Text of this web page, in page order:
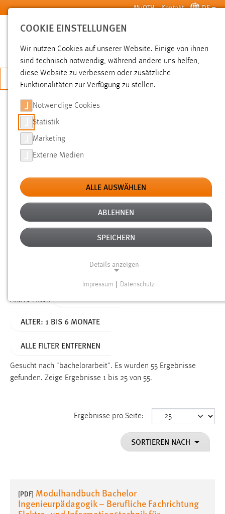
Zum Hauptinhalt springen MyOTH Kontakt DE
SUCHE
JETZT BEWERBEN
SUCHE
FILTER
Typ
Erstellungsdatum
Alter
Aktive Filter:
ALTER: 1 BIS 6 MONATE
ALLE FILTER ENTFERNEN
Gesucht nach "bachelorarbeit". Es wurden 55 Ergebnisse
gefunden. Zeige Ergebnisse 1 bis 25 von 55.
Ergebnisse pro Seite:
SORTIEREN NACH
[PDF] Modulhandbuch Bachelor
Ingenieurpädagogik – Berufliche Fachrichtung
COOKIE EINSTELLUNGEN
Wir nutzen Cookies auf unserer Website. Einige von ihnen
sind technisch notwendig, während andere uns helfen,
diese Website zu verbessern oder zusätzliche
Funktionalitäten zur Verfügung zu stellen.
Notwendige Cookies
Statistik
Marketing
Externe Medien
ALLE AUSWÄHLEN
ABLEHNEN
SPEICHERN
Details anzeigen
Funktionen und sind für die einwandfreie Funktion der
Name:
Dieser Cookie speichert die ausgewählten Einverständnis-
Performance
Name:
Impressum Datenschutz